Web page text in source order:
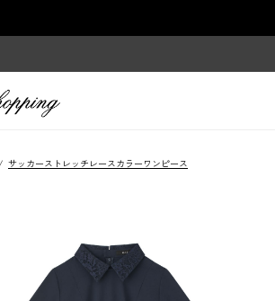
サッカーストレッチレースカラーワンピース